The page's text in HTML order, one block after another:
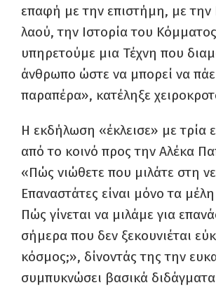
επαφή με την επιστήμη, με την
λαού, την Ιστορία του
υπηρετούμε μια Τέχνη που
άνθρωπο ώστε να μπορεί να
παραπέρα», κατέληξε
Η εκδήλωση «έκλεισε» με τρία
από το κοινό προς την Αλέκα
«Πώς νιώθετε που μιλάτε στη
Επαναστάτες είναι μόνο τα
Πώς γίνεται να μιλάμε για
σήμερα που δεν ξεκουνιέται
κόσμος;», δίνοντάς της την
συμπυκνώσει βασικά